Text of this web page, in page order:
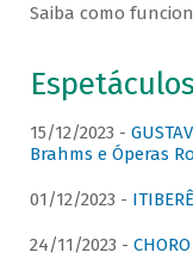
Saiba como
15/12/2023 -
Brahms e Óperas
01/12/2023 -
24/11/2023 -